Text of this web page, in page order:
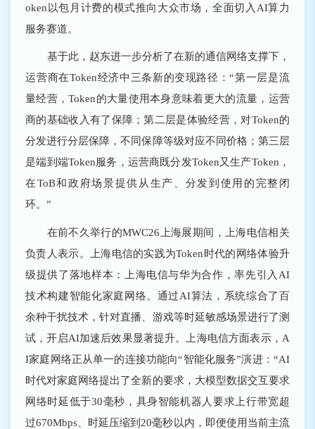
oken以包月计费的模式推向大众市场，全面切入AI算力
服务赛道。
基于此，赵东进一步分析了在新的通信网络支撑下，
运营商在Token经济中三条新的变现路径：“第一层是流
量经营，Token的大量使用本身意味着更大的流量，运营
商的基础收入有了保障；第二层是体验经营，对Token的
分发进行分层保障，不同保障等级对应不同价格；第三层
是端到端Token服务，运营商既分发Token又生产Token，
在ToB和政府场景提供从生产、分发到使用的完整闭
环。”
在前不久举行的MWC26上海展期间，上海电信相关
负责人表示。上海电信的实践为Token时代的网络体验升
级提供了落地样本：上海电信与华为合作，率先引入AI
技术构建智能化家庭网络。通过AI算法，系统综合了百
余种干扰技术，针对直播、游戏等时延敏感场景进行了测
试，开启AI加速后效果显著提升。上海电信方面表示，A
I家庭网络正从单一的连接功能向“智能化服务”演进：“AI
时代对家庭网络提出了全新的要求，大模型数据交互要求
网络时延低于30毫秒，具身智能机器人要求上行带宽超
过670Mbps、时延压缩到20毫秒以内，即便使用当前主流